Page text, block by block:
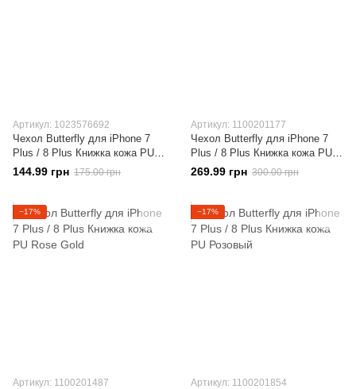
Артикул: 1023576692
Чехол Butterfly для iPhone 7
Plus / 8 Plus Книжка кожа PU
серый
144.99 грн 175.00 грн
Артикул: 1100201177
Чехол Butterfly для iPhone 7
Plus / 8 Plus Книжка кожа PU
Фиолетовый
269.99 грн 300.00 грн
−17%
Артикул: 1100201487
−17%
Артикул: 1100201854